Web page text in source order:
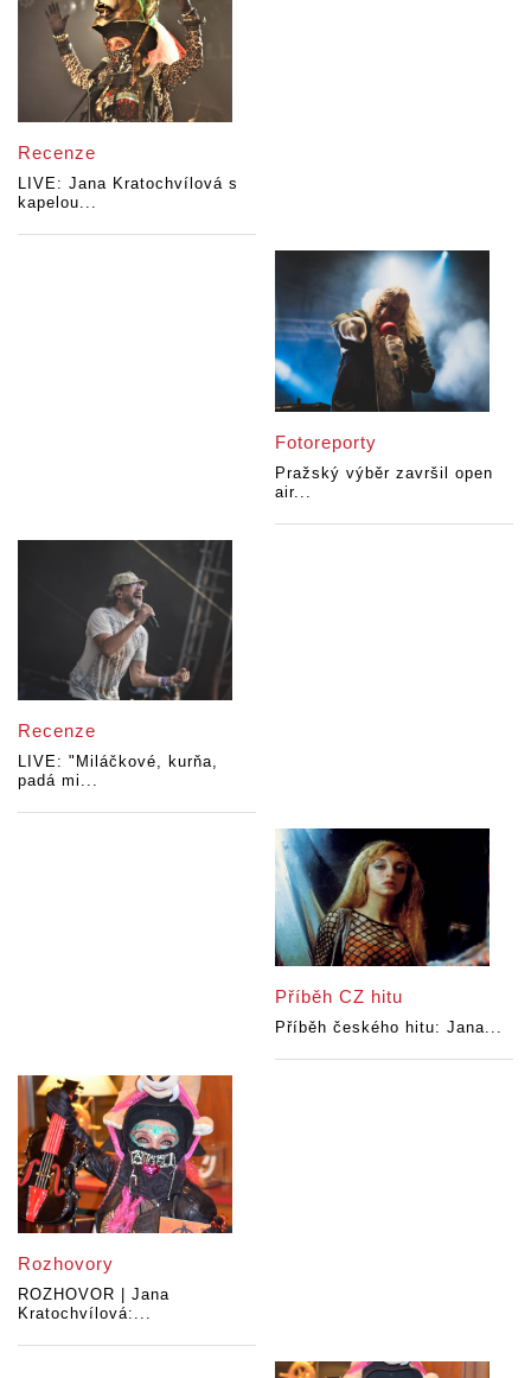
Recenze
LIVE: Jana Kratochvílová s
kapelou...
Fotoreporty
Pražský výběr završil open
air...
Recenze
LIVE: "Miláčkové, kurňa,
padá mi...
Příběh CZ hitu
Příběh českého hitu: Jana...
Rozhovory
ROZHOVOR | Jana
Kratochvílová:...